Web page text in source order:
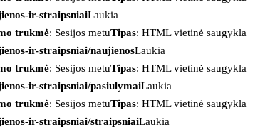
ir-straipsniaiLaukia
trukmė: Sesijos metuTipas: HTML vietinė saugykla
ir-straipsniai/naujienosLaukia
trukmė: Sesijos metuTipas: HTML vietinė saugykla
ir-straipsniai/pasiulymaiLaukia
trukmė: Sesijos metuTipas: HTML vietinė saugykla
ir-straipsniai/straipsniaiLaukia